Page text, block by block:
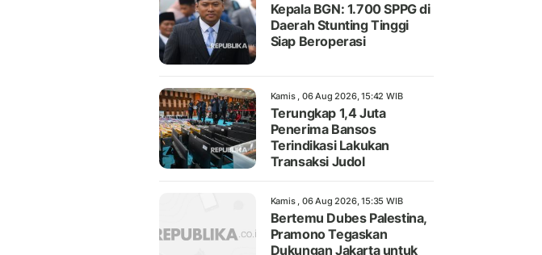
Kepala BGN: 1.700 SPPG di
Daerah Stunting Tinggi
Siap Beroperasi
Kamis , 06 Aug 2026, 15:42 WIB
Terungkap 1,4 Juta
Penerima Bansos
Terindikasi Lakukan
Transaksi Judol
Kamis , 06 Aug 2026, 15:35 WIB
Bertemu Dubes Palestina,
Pramono Tegaskan
Dukungan Jakarta untuk